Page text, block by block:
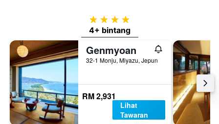
4 bintang
4+ bintang
Genmyoan
32-1 Monju, Miyazu, Jepun
RM 2,931
Lihat
Tawaran